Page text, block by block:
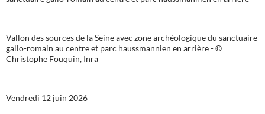
Vallon des sources de la Seine avec zone archéologique du sanctuaire
gallo-romain au centre et parc haussmannien en arrière - ©
Christophe Fouquin, Inra
Vendredi 12 juin 2026